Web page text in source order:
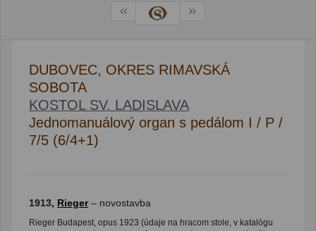
DUBOVEC, OKRES RIMAVSKÁ
SOBOTA
KOSTOL SV. LADISLAVA
Jednomanuálový organ s pedálom I / P /
7/5 (6/4+1)
1913, Rieger– novostavba
Rieger Budapest, opus 1923 (údaje na hracom stole, v katalógu